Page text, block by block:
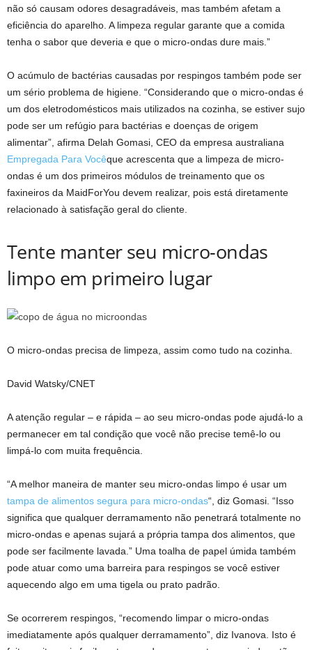
não só causam odores desagradáveis, mas também afetam a
eficiência do aparelho. A limpeza regular garante que a comida
tenha o sabor que deveria e que o micro-ondas dure mais.”
O acúmulo de bactérias causadas por respingos também pode ser
um sério problema de higiene. “Considerando que o micro-ondas é
um dos eletrodomésticos mais utilizados na cozinha, se estiver sujo
pode ser um refúgio para bactérias e doenças de origem
alimentar”, afirma Delah Gomasi, CEO da empresa australiana
Empregada Para Vocêque acrescenta que a limpeza de micro-
ondas é um dos primeiros módulos de treinamento que os
faxineiros da MaidForYou devem realizar, pois está diretamente
relacionado à satisfação geral do cliente.
Tente manter seu micro-ondas
limpo em primeiro lugar
O micro-ondas precisa de limpeza, assim como tudo na cozinha.
David Watsky/CNET
A atenção regular – e rápida – ao seu micro-ondas pode ajudá-lo a
permanecer em tal condição que você não precise temê-lo ou
limpá-lo com muita frequência.
“A melhor maneira de manter seu micro-ondas limpo é usar um
tampa de alimentos segura para micro-ondas“, diz Gomasi. “Isso
significa que qualquer derramamento não penetrará totalmente no
micro-ondas e apenas sujará a própria tampa dos alimentos, que
pode ser facilmente lavada.” Uma toalha de papel úmida também
pode atuar como uma barreira para respingos se você estiver
aquecendo algo em uma tigela ou prato padrão.
Se ocorrerem respingos, “recomendo limpar o micro-ondas
imediatamente após qualquer derramamento”, diz Ivanova. Isto é